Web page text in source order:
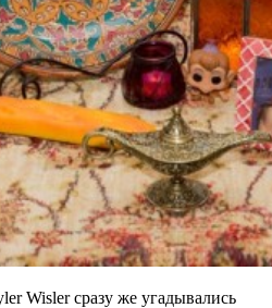
Wisler сразу же угадывались